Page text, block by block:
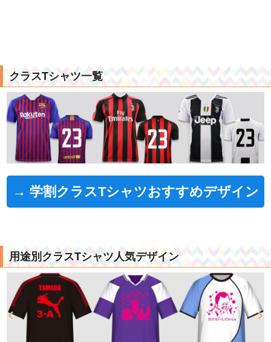
クラスTシャツ一覧
→ 学割クラスTシャツおすすめデザイン
用途別クラスTシャツ人気デザイン